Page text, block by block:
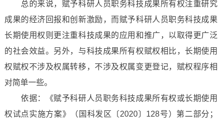
总的来说，赋予科研人员职务科技成果所有权注重研究
成果的经济回报和创新激励，而赋予科研人员职务科技成果
长期使用权则更注重科技成果的应用和推广，以取得更广泛
的社会效益。另外，与科技成果所有权赋权相比，长期使用
权赋权不涉及权属转移，不涉及权属变更登记，赋权程序相
对简单一些。
依据：《赋予科研人员职务科技成果所有权或长期使用
权试点实施方案》（国科发区〔2020〕128号）第二部分；